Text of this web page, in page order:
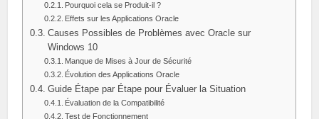
Pourquoi cela se Produit-il ?
Effets sur les Applications Oracle
Causes Possibles de Problèmes avec Oracle sur
Windows 10
Manque de Mises à Jour de Sécurité
Évolution des Applications Oracle
Guide Étape par Étape pour Évaluer la Situation
Évaluation de la Compatibilité
Test de Fonctionnement